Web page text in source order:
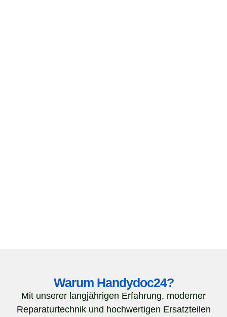
Warum Handydoc24?
Mit unserer langjährigen Erfahrung, moderner
Reparaturtechnik und hochwertigen Ersatzteilen